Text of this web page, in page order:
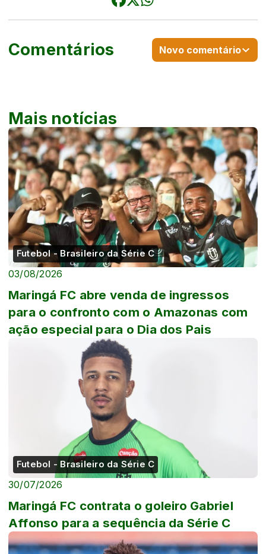
Comentários Novo comentário
Mais notícias
Futebol - Brasileiro da Série C
03/08/2026
Maringá FC abre venda de ingressos
para o confronto com o Amazonas com
ação especial para o Dia dos Pais
Futebol - Brasileiro da Série C
30/07/2026
Maringá FC contrata o goleiro Gabriel
Affonso para a sequência da Série C